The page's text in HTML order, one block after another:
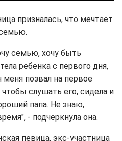
призналась, что мечтает
семью, хочу быть
ребенка с первого дня,
меня позвал на первое
слушать его, сидела и
папа. Не знаю,
- подчеркнула она.
певица, экс-участница